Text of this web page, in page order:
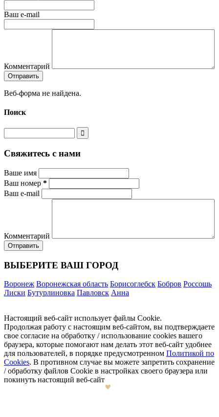
Ваш e-mail
Комментарий
Веб-форма не найдена.
Поиск
Свяжитесь с нами
Ваше имя
Ваш номер *
Ваш e-mail
Комментарий
ВЫБЕРИТЕ ВАШ ГОРОД
Воронеж Воронежская область Борисоглебск Бобров Россошь
Лиски Бутурлиновка Павловск Анна
Настоящий веб-сайт использует файлы Cookie.
Продолжая работу с настоящим веб-сайтом, вы подтверждаете
свое согласие на обработку / использование cookies вашего
браузера, которые помогают нам делать этот веб-сайт удобнее
для пользователей, в порядке предусмотренном Политикой по
Cookies. В противном случае вы можете запретить сохранение
/ обработку файлов Cookie в настройках своего браузера или
покинуть настоящий веб-сайт